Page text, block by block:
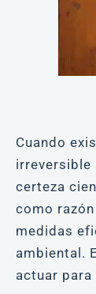
Cuando
irreversible
certeza
como
medidas
ambiental.
actuar para